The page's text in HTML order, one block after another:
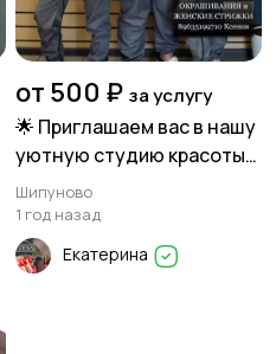
от 500 ₽ за услугу
🌟 Приглашаем вас в нашу
уютную студию красоты
"Особа"! 🌟
Шипуново
1 год назад
Екатерина